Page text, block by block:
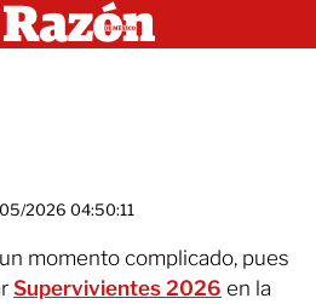
2026 04:50:11
momento complicado, pues
Supervivientes 2026 en la